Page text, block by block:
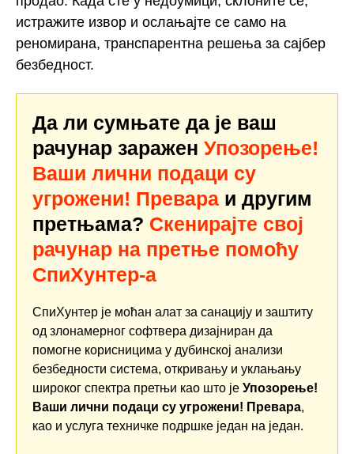
истражите извор и ослањајте се само на
реномирана, транспарентна решења за сајбер
безбедност.
Да ли сумњате да је ваш
рачунар заражен Упозорење!
Ваши лични подаци су
угрожени! Превара и другим
претњама? Скенирајте свој
рачунар на претње помоћу
СпиХунтер-а
СпиХунтер је моћан алат за санацију и заштиту
од злонамерног софтвера дизајниран да
помогне корисницима у дубинској анализи
безбедности система, откривању и уклањању
широког спектра претњи као што је Упозорење!
Ваши лични подаци су угрожени! Превара,
као и услуга техничке подршке један на један.